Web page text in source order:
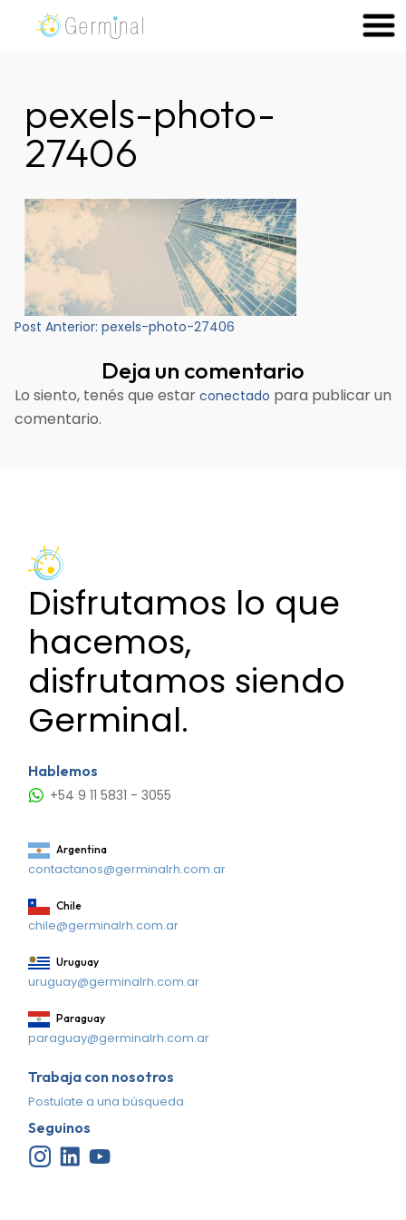
pexels-photo-
27406
Navegación
Post Anterior: pexels-photo-27406
Deja un comentario
Lo siento, tenés que estar conectado para publicar un
comentario.
Disfrutamos lo que
hacemos,
disfrutamos siendo
Germinal.
Hablemos
+54 9 11 5831 - 3055
Argentina
contactanos@germinalrh.com.ar
Chile
chile@germinalrh.com.ar
Uruguay
uruguay@germinalrh.com.ar
Paraguay
paraguay@germinalrh.com.ar
Trabaja con nosotros
Postulate a una búsqueda
Seguinos